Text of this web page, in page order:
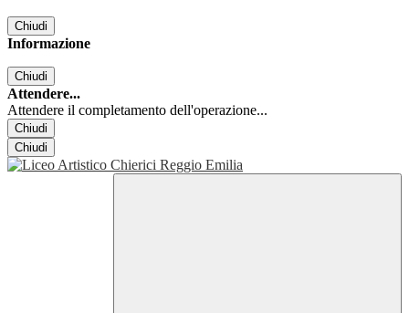
Chiudi
Informazione
Chiudi
Attendere...
Attendere il completamento dell'operazione...
Chiudi
Chiudi